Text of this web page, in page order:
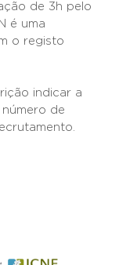
de 3h pelo
é uma
o registo
indicar a
de